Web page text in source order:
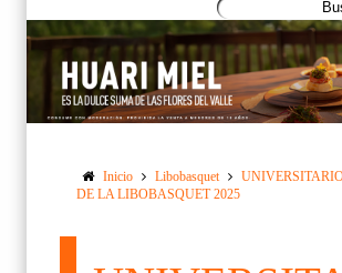
Inicio Libobasquet
DE LA LIBOBASQUET 2025